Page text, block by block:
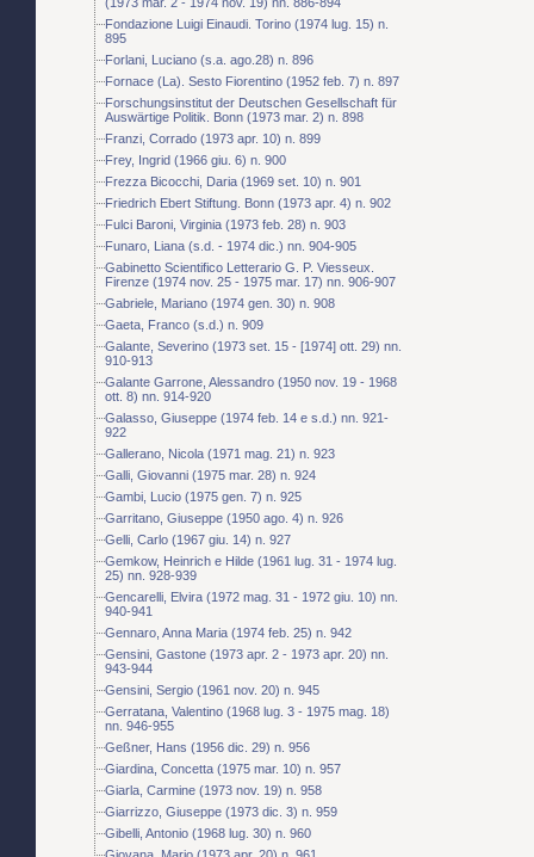
Fondazione Luigi Einaudi. Torino (1974 lug. 15) n.
895
Forlani, Luciano (s.a. ago.28) n. 896
Fornace (La). Sesto Fiorentino (1952 feb. 7) n. 897
Forschungsinstitut der Deutschen Gesellschaft für
Auswärtige Politik. Bonn (1973 mar. 2) n. 898
Franzi, Corrado (1973 apr. 10) n. 899
Frey, Ingrid (1966 giu. 6) n. 900
Frezza Bicocchi, Daria (1969 set. 10) n. 901
Friedrich Ebert Stiftung. Bonn (1973 apr. 4) n. 902
Fulci Baroni, Virginia (1973 feb. 28) n. 903
Funaro, Liana (s.d. - 1974 dic.) nn. 904-905
Gabinetto Scientifico Letterario G. P. Viesseux.
Firenze (1974 nov. 25 - 1975 mar. 17) nn. 906-907
Gabriele, Mariano (1974 gen. 30) n. 908
Gaeta, Franco (s.d.) n. 909
Galante, Severino (1973 set. 15 - [1974] ott. 29) nn.
910-913
Galante Garrone, Alessandro (1950 nov. 19 - 1968
ott. 8) nn. 914-920
Galasso, Giuseppe (1974 feb. 14 e s.d.) nn. 921-
922
Gallerano, Nicola (1971 mag. 21) n. 923
Galli, Giovanni (1975 mar. 28) n. 924
Gambi, Lucio (1975 gen. 7) n. 925
Garritano, Giuseppe (1950 ago. 4) n. 926
Gelli, Carlo (1967 giu. 14) n. 927
Gemkow, Heinrich e Hilde (1961 lug. 31 - 1974 lug.
25) nn. 928-939
Gencarelli, Elvira (1972 mag. 31 - 1972 giu. 10) nn.
940-941
Gennaro, Anna Maria (1974 feb. 25) n. 942
Gensini, Gastone (1973 apr. 2 - 1973 apr. 20) nn.
943-944
Gensini, Sergio (1961 nov. 20) n. 945
Gerratana, Valentino (1968 lug. 3 - 1975 mag. 18)
nn. 946-955
Geßner, Hans (1956 dic. 29) n. 956
Giardina, Concetta (1975 mar. 10) n. 957
Giarla, Carmine (1973 nov. 19) n. 958
Giarrizzo, Giuseppe (1973 dic. 3) n. 959
Gibelli, Antonio (1968 lug. 30) n. 960
Giovana, Mario (1973 apr. 20) n. 961